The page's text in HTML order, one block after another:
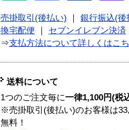
売掛取引(後払い)
銀行振込(後
換宅配便
セブンイレブン決済
⇒支払方法について詳しくはこ
送料について
1つのご注文毎に一律1,100円(税
※売掛取引(後払い)のお客様は
無料！